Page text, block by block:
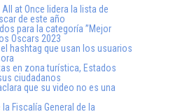
All at Once lidera la lista de
de este año
para la categoría ”Mejor
Oscars 2023
hashtag que usan los usuarios
en zona turística, Estados
ciudadanos
que su video no es una
Fiscalía General de la